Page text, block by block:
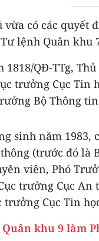
có các quyết
lệnh Quân khu
1818/QĐ-TTg,
trưởng Cục Tin
Bộ Thông
sinh năm 1983,
(trước đó là
viên, Phó
trưởng Cục
Cục Tin
khu 9 làm